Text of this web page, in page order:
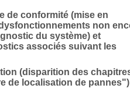
de conformité (mise en
non
du système) et
associés suivant les
(disparition des
de localisation de